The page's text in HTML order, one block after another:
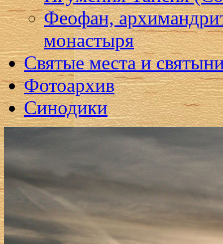
Феофан,
монастыря
Святые места и
Фотоархив
Синодики